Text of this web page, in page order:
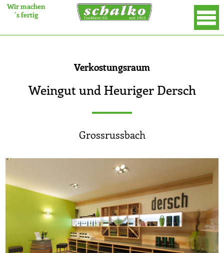
Wir machen
´s fertig
×
Verkostungsraum
Weingut und Heuriger Dersch
Grossrussbach